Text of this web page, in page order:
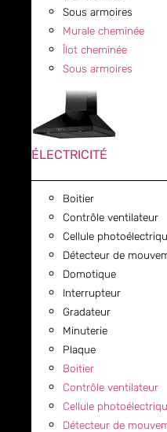
Sous armoires
Murale cheminée
Îlot cheminée
Sous armoires
ÉLECTRICITÉ
Boitier
Contrôle ventilateur
Cellule
Détecteur de
Domotique
Interrupteur
Gradateur
Minuterie
Plaque
Boitier
Contrôle ventilateur
Cellule
Détecteur de